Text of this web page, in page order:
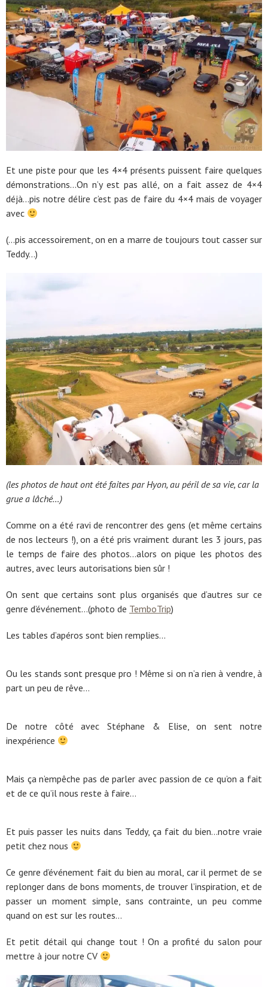
Et une piste pour que les 4×4 présents puissent faire quelques
démonstrations…On n’y est pas allé, on a fait assez de 4×4
déjà…pis notre délire c’est pas de faire du 4×4 mais de voyager
avec
(…pis accessoirement, on en a marre de toujours tout casser sur
Teddy…)
(les photos de haut ont été faites par Hyon, au péril de sa vie, car la
grue a lâché…)
Comme on a été ravi de rencontrer des gens (et même certains
de nos lecteurs !), on a été pris vraiment durant les 3 jours, pas
le temps de faire des photos…alors on pique les photos des
autres, avec leurs autorisations bien sûr !
On sent que certains sont plus organisés que d’autres sur ce
genre d’événement…(photo de TemboTrip)
Les tables d’apéros sont bien remplies…
Ou les stands sont presque pro ! Même si on n’a rien à vendre, à
part un peu de rêve…
De notre côté avec Stéphane & Elise, on sent notre
inexpérience
Mais ça n’empêche pas de parler avec passion de ce qu’on a fait
et de ce qu’il nous reste à faire…
Et puis passer les nuits dans Teddy, ça fait du bien…notre vraie
petit chez nous
Ce genre d’événement fait du bien au moral, car il permet de se
replonger dans de bons moments, de trouver l’inspiration, et de
passer un moment simple, sans contrainte, un peu comme
quand on est sur les routes…
Et petit détail qui change tout ! On a profité du salon pour
mettre à jour notre CV